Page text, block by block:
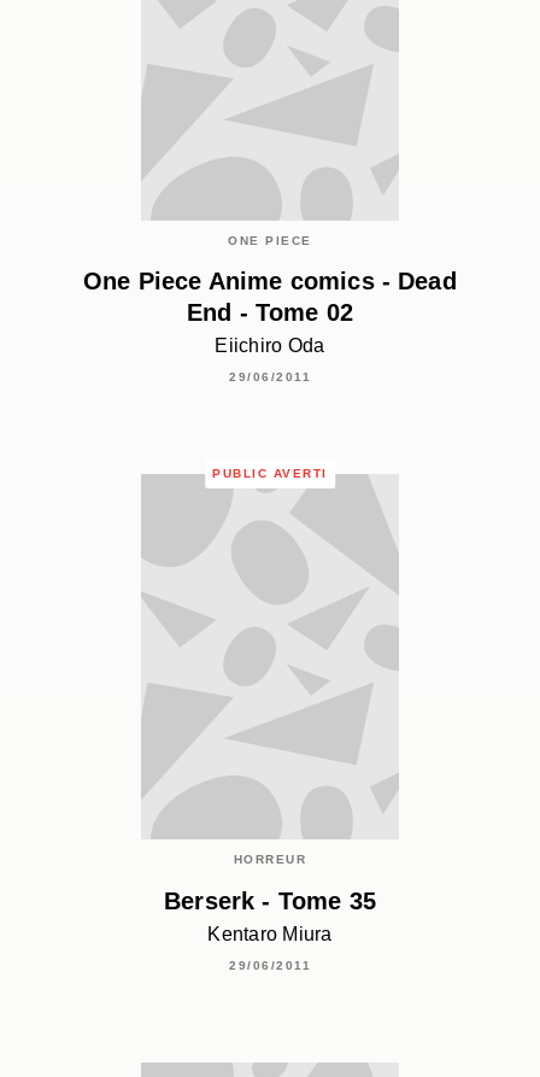
ONE PIECE
One Piece Anime comics - Dead
End - Tome 02
Eiichiro Oda
29/06/2011
PUBLIC AVERTI
HORREUR
Berserk - Tome 35
Kentaro Miura
29/06/2011